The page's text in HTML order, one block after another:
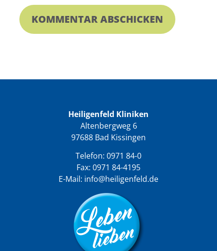
Heiligenfeld Kliniken
Altenbergweg 6
97688 Bad Kissingen
Telefon: 0971 84-0
Fax: 0971 84-4195
E-Mail: info@heiligenfeld.de